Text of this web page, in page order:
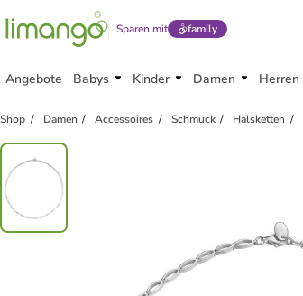
Sparen mit family
Angebote Babys Kinder Damen Herren
Shop Damen Accessoires Schmuck Halsketten